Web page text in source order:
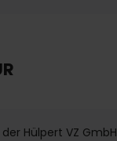
Hülpert VZ GmbH